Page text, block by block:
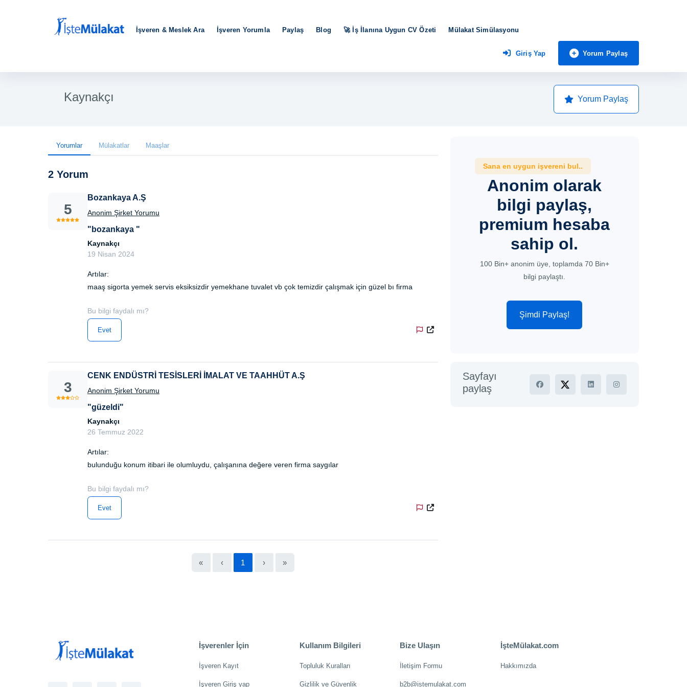
İşveren & Meslek Ara İşveren Yorumla Paylaş Blog 🚀 İş İlanına Uygun CV Özeti Mülakat Simülasyonu
Giriş Yap Yorum Paylaş
Kaynakçı Yorum Paylaş
Yorumlar Mülakatlar Maaşlar
2 Yorum
5
Bozankaya A.Ş
Anonim Şirket Yorumu
"bozankaya "
Kaynakçı
19 Nisan 2024
Artılar:
maaş sigorta yemek servis eksiksizdir yemekhane tuvalet vb çok temizdir çalışmak için güzel bı firma
Bu bilgi faydalı mı?
Evet
3
CENK ENDÜSTRİ TESİSLERİ İMALAT VE TAAHHÜT A.Ş
Anonim Şirket Yorumu
"güzeldi"
Kaynakçı
26 Temmuz 2022
Artılar:
bulunduğu konum itibari ile olumluydu, çalışanına değere veren firma saygılar
Bu bilgi faydalı mı?
Evet
« ‹ 1 › »
Sana en uygun işvereni bul..
Anonim olarak
bilgi paylaş,
premium hesaba
sahip ol.
100 Bin+ anonim üye, toplamda 70 Bin+
bilgi paylaştı.
Şimdi Paylaş!
Sayfayı
paylaş
İşverenler İçin
İşveren Kayıt
İşveren Giriş yap
Kullanım Bilgileri
Topluluk Kuralları
Gizlilik ve Güvenlik
Bize Ulaşın
İletişim Formu
b2b@istemulakat.com
İşteMülakat.com
Hakkımızda